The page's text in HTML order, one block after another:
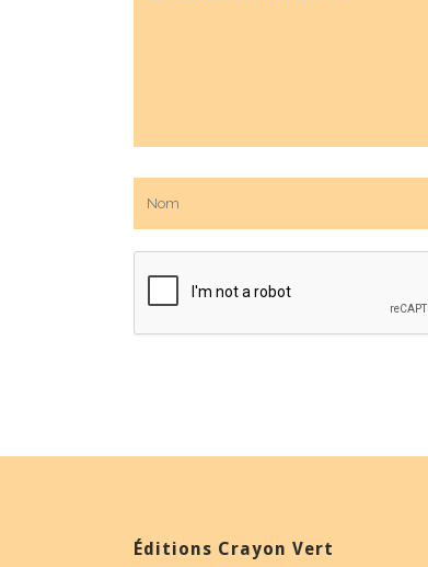
Éditions Crayon Vert